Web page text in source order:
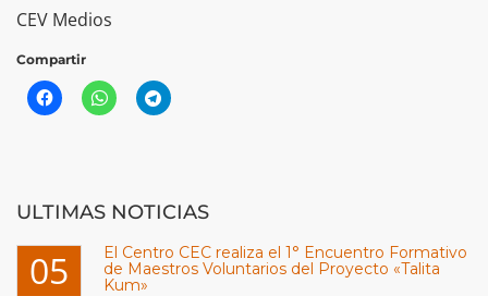
CEV Medios
Compartir
ULTIMAS NOTICIAS
05
El Centro CEC realiza el 1° Encuentro Formativo
de Maestros Voluntarios del Proyecto «Talita
Kum»